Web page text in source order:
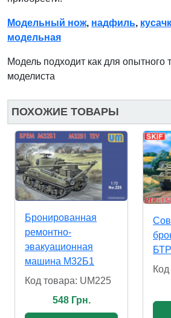
Модельный нож, надфиль,
модельная
Модель подходит как для опытного
моделиста
ПОХОЖИЕ ТОВАРЫ
Бронированная
ремонтно-
эвакуационная
машина M32Б1
Код товара: UM225
548 Грн.